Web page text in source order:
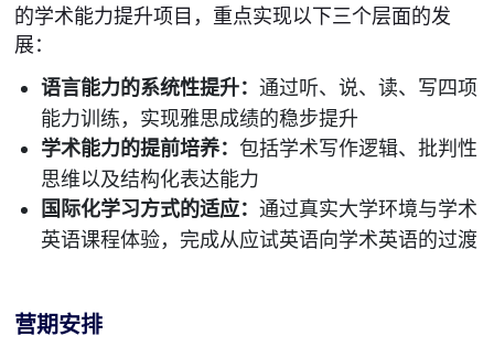
的学术能力提升项目，重点实现以下三个层面的发
展：
语言能力的系统性提升：通过听、说、读、写四项
能力训练，实现雅思成绩的稳步提升
学术能力的提前培养：包括学术写作逻辑、批判性
思维以及结构化表达能力
国际化学习方式的适应：通过真实大学环境与学术
英语课程体验，完成从应试英语向学术英语的过渡
营期安排